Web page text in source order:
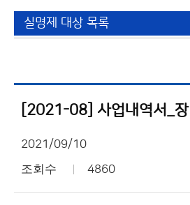
실명제 대상 목록
2021/09/10
조회수 4860